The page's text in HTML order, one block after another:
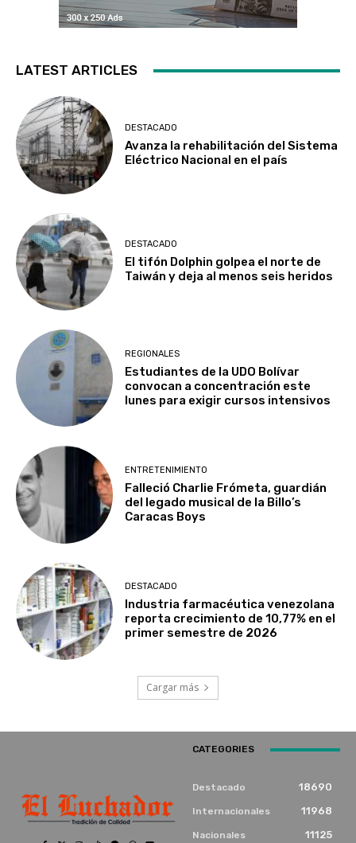
LATEST ARTICLES
DESTACADO
Avanza la rehabilitación del Sistema
Eléctrico Nacional en el país
DESTACADO
El tifón Dolphin golpea el norte de
Taiwán y deja al menos seis heridos
REGIONALES
Estudiantes de la UDO Bolívar
convocan a concentración este
lunes para exigir cursos intensivos
ENTRETENIMIENTO
Falleció Charlie Frómeta, guardián
del legado musical de la Billo’s
Caracas Boys
DESTACADO
Industria farmacéutica venezolana
reporta crecimiento de 10,77% en el
primer semestre de 2026
Cargar más
CATEGORIES
Destacado 18690
Internacionales 11968
Nacionales 11125